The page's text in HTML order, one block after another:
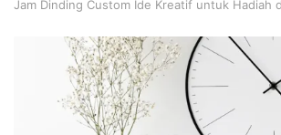
Jam Dinding Custom Ide Kreatif untuk Hadiah